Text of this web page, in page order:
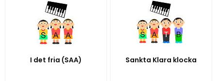
I det fria (SAA) Sankta Klara klocka